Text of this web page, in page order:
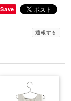
Save
通報する